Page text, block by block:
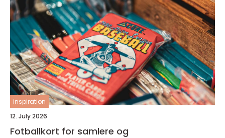
inspiration
12. July 2026
Fotballkort for samlere og